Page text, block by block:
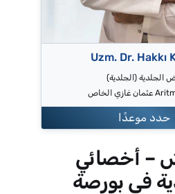
Uzm. Dr. Hakkı
الجلدية (الجلدية)
حدد موعدًا
– أخصائي
في بورصة